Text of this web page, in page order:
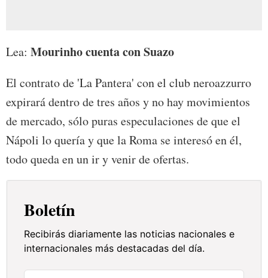
Lea: Mourinho cuenta con Suazo
El contrato de 'La Pantera' con el club neroazzurro
expirará dentro de tres años y no hay movimientos
de mercado, sólo puras especulaciones de que el
Nápoli lo quería y que la Roma se interesó en él,
todo queda en un ir y venir de ofertas.
Boletín
Recibirás diariamente las noticias nacionales e
internacionales más destacadas del día.